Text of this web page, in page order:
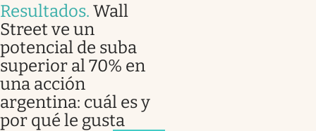
Resultados. Wall
Street ve un
potencial de suba
superior al 70% en
una acción
argentina: cuál es y
por qué le gusta